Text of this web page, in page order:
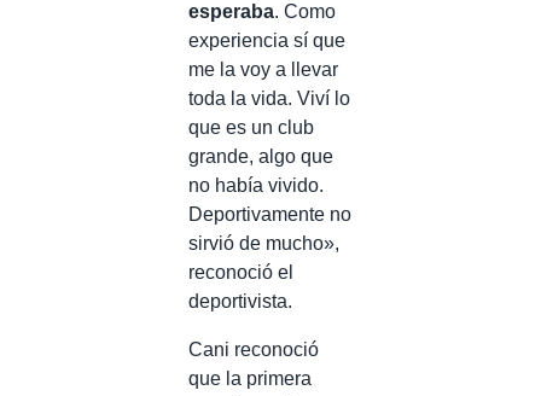
esperaba. Como
experiencia sí que
me la voy a llevar
toda la vida. Viví lo
que es un club
grande, algo que
no había vivido.
Deportivamente no
sirvió de mucho»,
reconoció el
deportivista.
Cani reconoció
que la primera